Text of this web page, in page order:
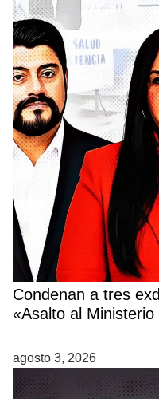
Condenan a tres
«Asalto al
agosto 3, 2026